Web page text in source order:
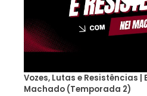
Vozes, Lutas e Resistências
Machado (Temporada 2)